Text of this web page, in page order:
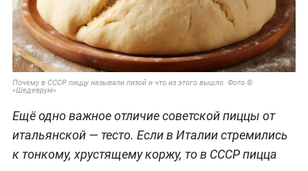
Почему в СССР пиццу называли пизой и что из этого вышло. Фото ©
«Шедеврум»
Ещё одно важное отличие советской пиццы от
итальянской — тесто. Если в Италии стремились
к тонкому, хрустящему коржу, то в СССР пицца